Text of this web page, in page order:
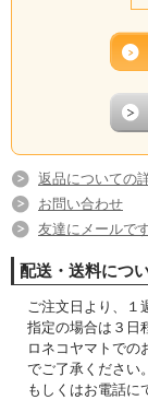
返品についての
お問い合わせ
友達にメールで
配送・送料につ
ご注文日より、１
指定の場合は３日
ロネコヤマトでの
でご了承ください
もしくはお電話に